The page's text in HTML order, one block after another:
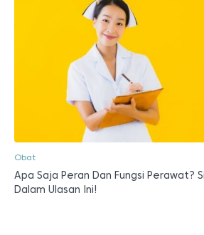
Obat
Apa Saja Peran Dan Fungsi Perawat?
Dalam Ulasan Ini!